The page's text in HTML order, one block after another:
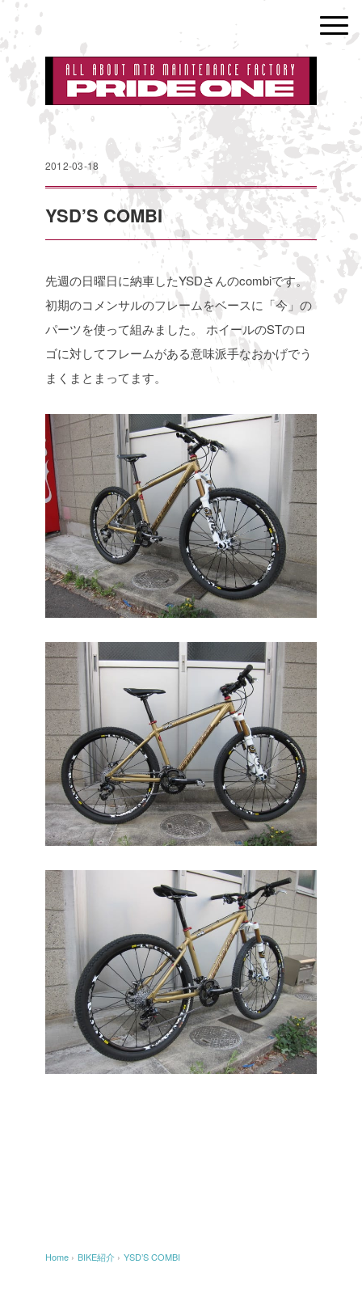
2012-03-18
YSD’S COMBI
先週の日曜日に納車したYSDさんのcombiです。
初期のコメンサルのフレームをベースに「今」の
パーツを使って組みました。
ホイールのSTのロ
ゴに対してフレームがある意味派手なおかげでう
まくまとまってます。
Home › BIKE紹介 › YSD’S COMBI